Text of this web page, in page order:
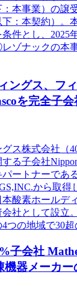
本事業）の譲
下：本契約）。
件とし、2025
ゾナックの本
ングス、フ
を完全子
ス株式会社（
る子会社
ートナーであ
から取得
酸素ホールデ
社として設立
つの地域で30
子会社
器メーカー